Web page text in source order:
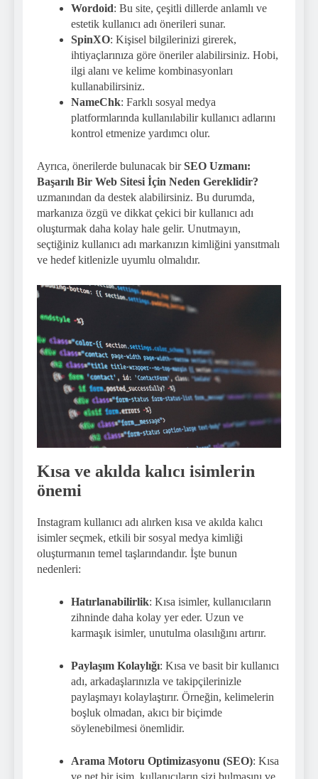
Wordoid: Bu site, çeşitli dillerde anlamlı ve
estetik kullanıcı adı önerileri sunar.
SpinXO: Kişisel bilgilerinizi girerek,
ihtiyaçlarınıza göre öneriler alabilirsiniz. Hobi,
ilgi alanı ve kelime kombinasyonları
kullanabilirsiniz.
NameChk: Farklı sosyal medya
platformlarında kullanılabilir kullanıcı adlarını
kontrol etmenize yardımcı olur.
Ayrıca, önerilerde bulunacak birSEO Uzmanı:
Başarılı Bir Web Sitesi İçin Neden Gereklidir?
uzmanından da destek alabilirsiniz. Bu durumda,
markanıza özgü ve dikkat çekici bir kullanıcı adı
oluşturmak daha kolay hale gelir. Unutmayın,
seçtiğiniz kullanıcı adı markanızın kimliğini yansıtmalı
ve hedef kitlenizle uyumlu olmalıdır.
Kısa ve akılda kalıcı isimlerin
önemi
Instagram kullanıcı adı alırken kısa ve akılda kalıcı
isimler seçmek, etkili bir sosyal medya kimliği
oluşturmanın temel taşlarındandır. İşte bunun
nedenleri:
Hatırlanabilirlik: Kısa isimler, kullanıcıların
zihninde daha kolay yer eder. Uzun ve
karmaşık isimler, unutulma olasılığını artırır.
Paylaşım Kolaylığı: Kısa ve basit bir kullanıcı
adı, arkadaşlarınızla ve takipçilerinizle
paylaşmayı kolaylaştırır. Örneğin, kelimelerin
boşluk olmadan, akıcı bir biçimde
söylenebilmesi önemlidir.
Arama Motoru Optimizasyonu (SEO): Kısa